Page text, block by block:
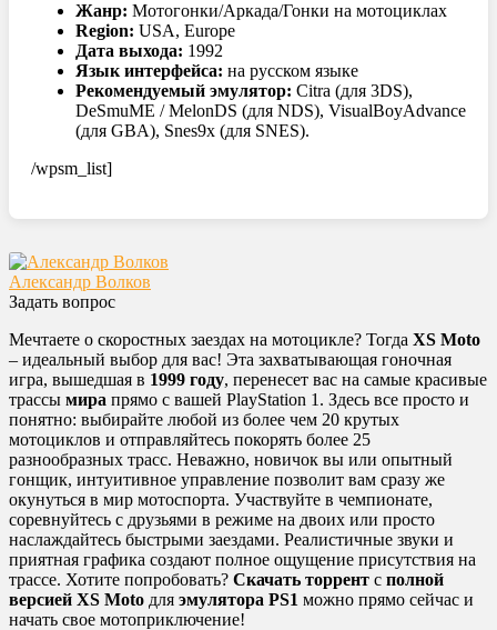
Жанр: Мотогонки/Аркада/Гонки на мотоциклах
Region: USA, Europe
Дата выхода: 1992
Язык интерфейса: на русском языке
Рекомендуемый эмулятор: Citra (для 3DS),
DeSmuME / MelonDS (для NDS), VisualBoyAdvance
(для GBA), Snes9x (для SNES).
/wpsm_list]
Александр Волков
Задать вопрос
Мечтаете о скоростных заездах на мотоцикле? Тогда XS Moto
– идеальный выбор для вас! Эта захватывающая гоночная
игра, вышедшая в 1999 году, перенесет вас на самые красивые
трассы мира прямо с вашей PlayStation 1. Здесь все просто и
понятно: выбирайте любой из более чем 20 крутых
мотоциклов и отправляйтесь покорять более 25
разнообразных трасс. Неважно, новичок вы или опытный
гонщик, интуитивное управление позволит вам сразу же
окунуться в мир мотоспорта. Участвуйте в чемпионате,
соревнуйтесь с друзьями в режиме на двоих или просто
наслаждайтесь быстрыми заездами. Реалистичные звуки и
приятная графика создают полное ощущение присутствия на
трассе. Хотите попробовать? Скачать торрент с полной
версией XS Moto для эмулятора PS1 можно прямо сейчас и
начать свое мотоприключение!